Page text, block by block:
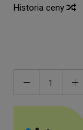
Historia ceny